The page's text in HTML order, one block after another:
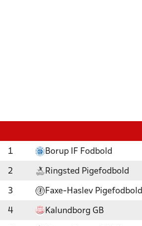
1 Borup IF Fodbold
2 Ringsted Pigefodbold
3 Faxe-Haslev Pigefodbold
4 Kalundborg GB